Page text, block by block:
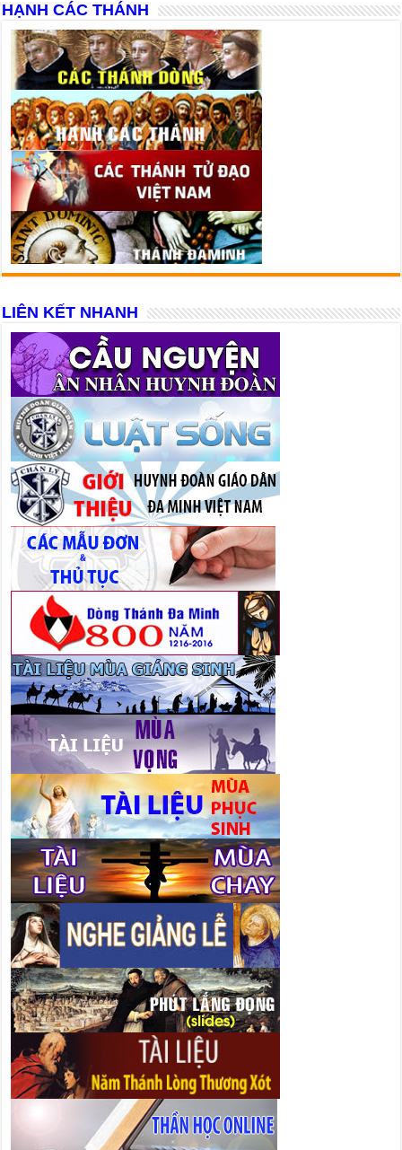
HẠNH CÁC THÁNH
LIÊN KẾT NHANH